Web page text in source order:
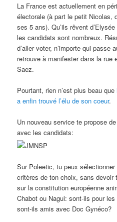
La France est actuellement en
électorale (à part le petit Nicolas,
ses 5 ans). Qu’ils rêvent
les candidats sont nombreux.
d’aller voter, n’importe qui passe
retrouve à manifester dans la rue
Saez.
Pourtant, rien n’est plus beau que
a enfin trouvé l’élu de son coeur.
Un nouveau service te propose
avec les candidats:
Sur Poleetic, tu peux
critères de ton choix, sans devoir
sur la constitution européenne
Chabot ou Nagui: sont-ils pour
sont-ils amis avec Doc Gynéco?